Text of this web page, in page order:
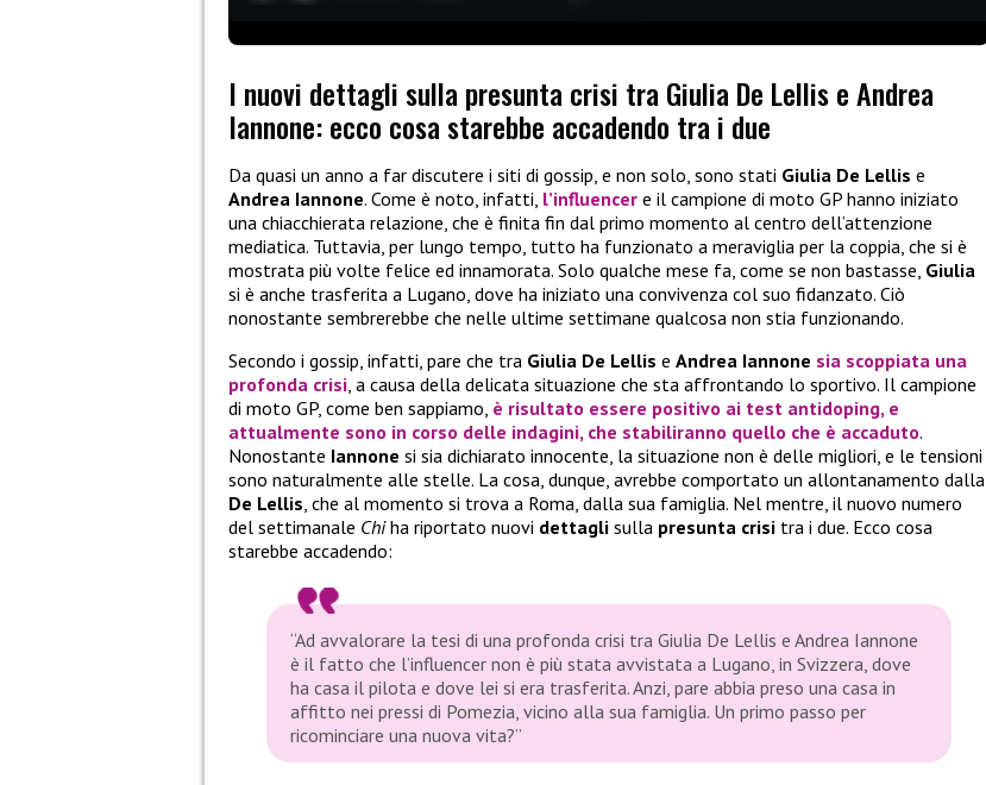
I nuovi dettagli sulla presunta crisi tra Giulia De Lellis e Andrea
Iannone: ecco cosa starebbe accadendo tra i due
Da quasi un anno a far discutere i siti di gossip, e non solo, sono stati Giulia De Lellis e
Andrea Iannone. Come è noto, infatti, l’influencer e il campione di moto GP hanno iniziato
una chiacchierata relazione, che è finita fin dal primo momento al centro dell’attenzione
mediatica. Tuttavia, per lungo tempo, tutto ha funzionato a meraviglia per la coppia, che si è
mostrata più volte felice ed innamorata. Solo qualche mese fa, come se non bastasse, Giulia
si è anche trasferita a Lugano, dove ha iniziato una convivenza col suo fidanzato. Ciò
nonostante sembrerebbe che nelle ultime settimane qualcosa non stia funzionando.
Secondo i gossip, infatti, pare che tra Giulia De Lellis e Andrea Iannone sia scoppiata una
profonda crisi, a causa della delicata situazione che sta affrontando lo sportivo. Il campione
di moto GP, come ben sappiamo, è risultato essere positivo ai test antidoping, e
attualmente sono in corso delle indagini, che stabiliranno quello che è accaduto.
Nonostante Iannone si sia dichiarato innocente, la situazione non è delle migliori, e le tensioni
sono naturalmente alle stelle. La cosa, dunque, avrebbe comportato un allontanamento dalla
De Lellis, che al momento si trova a Roma, dalla sua famiglia. Nel mentre, il nuovo numero
del settimanale Chiha riportato nuovi dettagli sulla presunta crisi tra i due. Ecco cosa
starebbe accadendo:
“Ad avvalorare la tesi di una profonda crisi tra Giulia De Lellis e Andrea Iannone
è il fatto che l’influencer non è più stata avvistata a Lugano, in Svizzera, dove
ha casa il pilota e dove lei si era trasferita. Anzi, pare abbia preso una casa in
affitto nei pressi di Pomezia, vicino alla sua famiglia. Un primo passo per
ricominciare una nuova vita?”